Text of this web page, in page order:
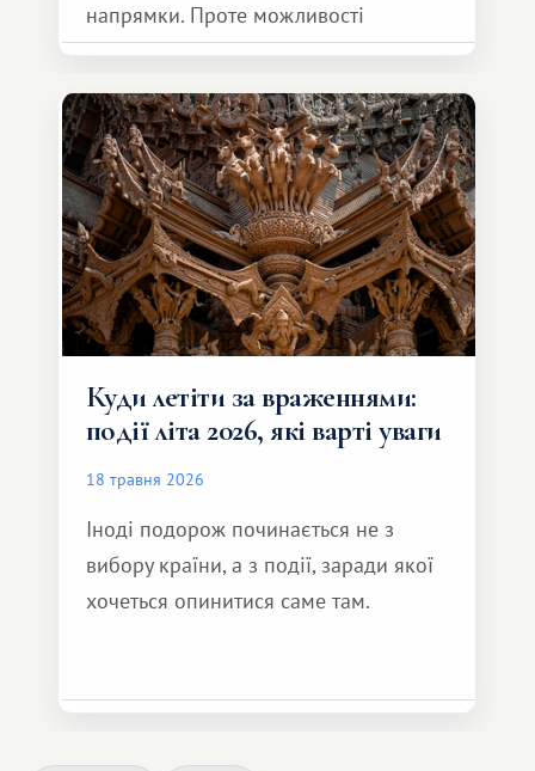
напрямки. Проте можливості
обмінної системи значно ширші.
Серед них є і Африка – континент,
який здатний подарувати зовсім
інший формат подорожі.
Куди летіти за враженнями:
події літа 2026, які варті уваги
18 травня 2026
Іноді подорож починається не з
вибору країни, а з події, заради якої
хочеться опинитися саме там.